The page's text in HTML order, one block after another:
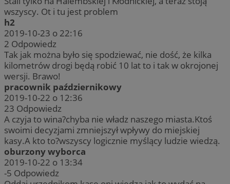
wszyscy. Ot i tu jest problem
h2
2019-10-23 o 22:16
2 Odpowiedz
Tak jak można było się spodziewać, nie dość, że kilka
kilometrów drogi będą robić 10 lat to i tak w okrojonej
wersji. Brawo!
pracownik październikowy
2019-10-22 o 12:36
23 Odpowiedz
A czyja to wina?chyba nie władz naszego miasta.Ktoś
swoimi decyzjami zmniejszył wpływy do miejskiej
kasy.A kto to?wszyscy logicznie myślący ludzie wiedzą.
oburzony wyborca
2019-10-22 o 13:34
-5 Odpowiedz